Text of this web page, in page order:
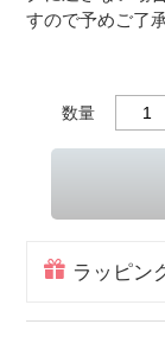
すので予めご了
数量
ラッピン